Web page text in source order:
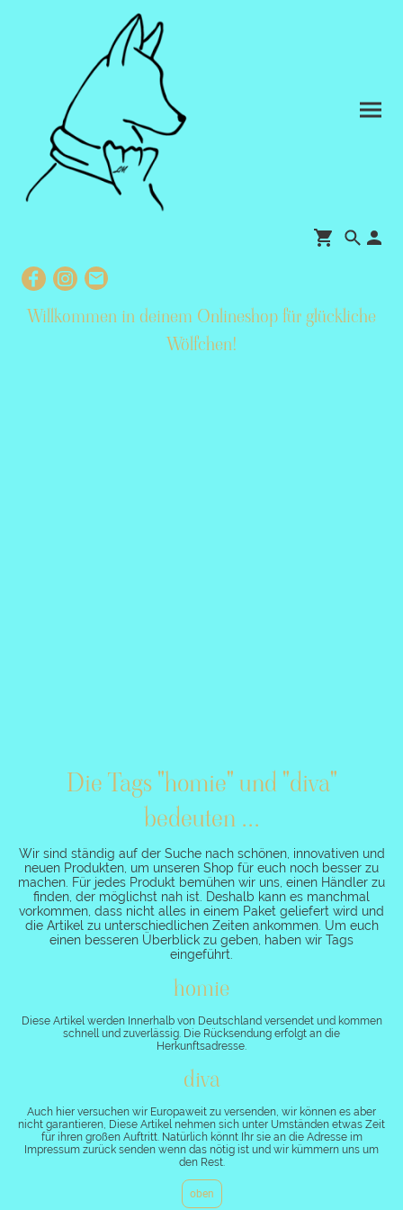
Willkommen in deinem Onlineshop für glückliche
Wölfchen!
Die Tags "homie" und "diva"
bedeuten ...
Wir sind ständig auf der Suche nach schönen, innovativen und
neuen Produkten, um unseren Shop für euch noch besser zu
machen. Für jedes Produkt bemühen wir uns, einen Händler zu
finden, der möglichst nah ist. Deshalb kann es manchmal
vorkommen, dass nicht alles in einem Paket geliefert wird und
die Artikel zu unterschiedlichen Zeiten ankommen. Um euch
einen besseren Überblick zu geben, haben wir Tags
eingeführt.
homie
Diese Artikel werden Innerhalb von Deutschland versendet und kommen
schnell und zuverlässig. Die Rücksendung erfolgt an die
Herkunftsadresse.
diva
Auch hier versuchen wir Europaweit zu versenden, wir können es aber
nicht garantieren, Diese Artikel nehmen sich unter Umständen etwas Zeit
für ihren großen Auftritt. Natürlich könnt Ihr sie an die Adresse im
Impressum zurück senden wenn das nötig ist und wir kümmern uns um
den Rest.
oben